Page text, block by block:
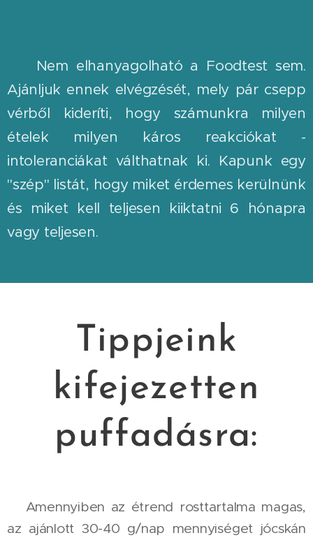
🌸 Nem elhanyagolható a Foodtest sem.
Ajánljuk ennek elvégzését, mely pár csepp
vérből kideríti, hogy számunkra milyen
ételek milyen káros reakciókat -
intoleranciákat válthatnak ki. Kapunk egy
"szép" listát, hogy miket érdemes kerülnünk
és miket kell teljesen kiiktatni 6 hónapra
vagy teljesen.
Tippjeink
kifejezetten
puffadásra:
🌸Amennyiben az étrend rosttartalma magas,
az ajánlott 30-40 g/nap mennyiséget jócskán